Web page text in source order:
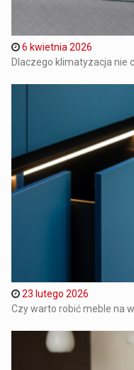
6 kwietnia 2026
Dlaczego klimatyzacja nie
23 lutego 2026
Czy warto robić meble na